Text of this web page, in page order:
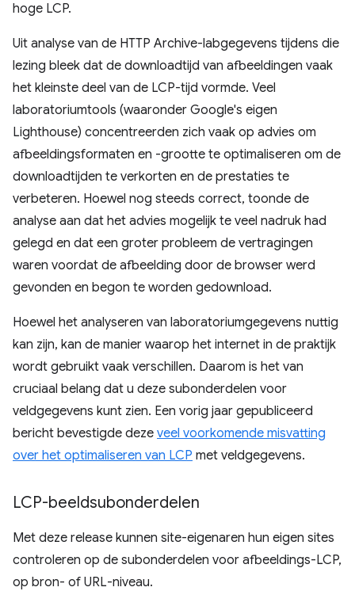
hoge LCP.
Uit analyse van de HTTP Archive-labgegevens tijdens die
lezing bleek dat de downloadtijd van afbeeldingen vaak
het kleinste deel van de LCP-tijd vormde. Veel
laboratoriumtools (waaronder Google's eigen
Lighthouse) concentreerden zich vaak op advies om
afbeeldingsformaten en -grootte te optimaliseren om de
downloadtijden te verkorten en de prestaties te
verbeteren. Hoewel nog steeds correct, toonde de
analyse aan dat het advies mogelijk te veel nadruk had
gelegd en dat een groter probleem de vertragingen
waren voordat de afbeelding door de browser werd
gevonden en begon te worden gedownload.
Hoewel het analyseren van laboratoriumgegevens nuttig
kan zijn, kan de manier waarop het internet in de praktijk
wordt gebruikt vaak verschillen. Daarom is het van
cruciaal belang dat u deze subonderdelen voor
veldgegevens kunt zien. Een vorig jaar gepubliceerd
bericht bevestigde deze veel voorkomende misvatting
over het optimaliseren van LCP met veldgegevens.
LCP-beeldsubonderdelen
Met deze release kunnen site-eigenaren hun eigen sites
controleren op de subonderdelen voor afbeeldings-LCP,
op bron- of URL-niveau.